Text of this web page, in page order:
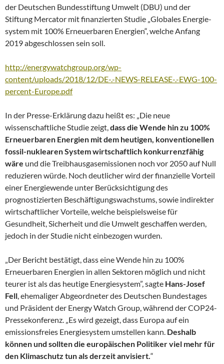
der Deutschen Bundesstiftung Umwelt (DBU) und der
Stiftung Mercator mit finanzierten Studie „Globales Energie-
system mit 100% Erneuerbaren Energien“, welche Anfang
2019 abgeschlossen sein soll.
http://energywatchgroup.org/wp-
content/uploads/2018/12/DE-.-NEWS-RELEASE-.-EWG-100-
percent-Europe.pdf
In der Presse-Erklärung dazu heißt es: „Die neue
wissenschaftliche Studie zeigt,dass die Wende hin zu 100%
Erneuerbaren Energien mit dem heutigen, konventionellen
fossil-nuklearen System wirtschaftlich konkurrenzfähig
wäre und die Treibhausgasemissionen noch vor 2050 auf Null
reduzieren würde. Noch deutlicher wird der finanzielle Vorteil
einer Energiewende unter Berücksichtigung des
prognostizierten Beschäftigungswachstums, sowie indirekter
wirtschaftlicher Vorteile, welche beispielsweise für
Gesundheit, Sicherheit und die Umwelt geschaffen werden,
jedoch in der Studie nicht einbezogen wurden.
„Der Bericht bestätigt, dass eine Wende hin zu 100%
Erneuerbaren Energien in allen Sektoren möglich und nicht
teurer ist als das heutige Energiesystem”, sagte Hans-Josef
Fell, ehemaliger Abgeordneter des Deutschen Bundestages
und Präsident der Energy Watch Group, während der COP24-
Pressekonferenz. „Es wird gezeigt, dass Europa auf ein
emissionsfreies Energiesystem umstellen kann. Deshalb
können und sollten die europäischen Politiker viel mehr für
den Klimaschutz tun als derzeit anvisiert.“